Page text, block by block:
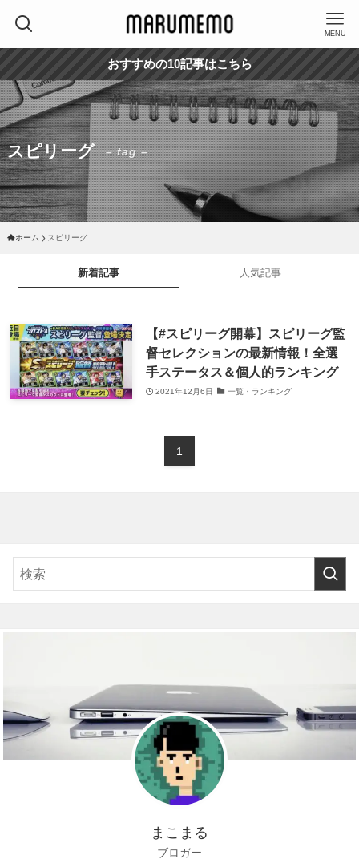
MENU
おすすめの10記事はこちら
スピリーグ – tag –
ホーム スピリーグ
新着記事 人気記事
【#スピリーグ開幕】スピリーグ監
督セレクションの最新情報！全選
手ステータス＆個人的ランキング
2021年12月6日 一覧・ランキング
1
まこまる
ブロガー